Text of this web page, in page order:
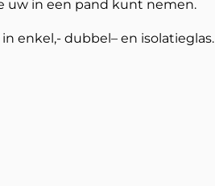
uw in een pand kunt nemen.
enkel,- dubbel– en isolatieglas.